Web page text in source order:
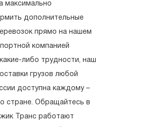
максимально
дополнительные
прямо на нашем
компанией
либо трудности, наш
грузов любой
доступна каждому –
стране. Обращайтесь в
Транс работают